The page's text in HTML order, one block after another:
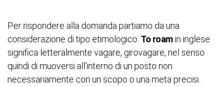
Per rispondere alla domanda partiamo da una
considerazione di tipo etimologico. To roamin inglese
significa letteralmente vagare, girovagare, nel senso
quindi di muoversi all'interno di un posto non
necessariamente con un scopo o una meta precisi.